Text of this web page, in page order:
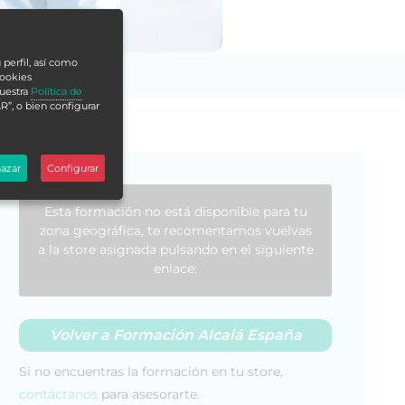
Esta formación no está disponible para tu
zona geográfica, te recomentamos vuelvas
a la store asignada pulsando en el siguiente
enlace:
Volver a Formación Alcalá España
Si no encuentras la formación en tu store,
contáctanos para asesorarte.
perfil, así como
Política de
o bien configurar
Configurar